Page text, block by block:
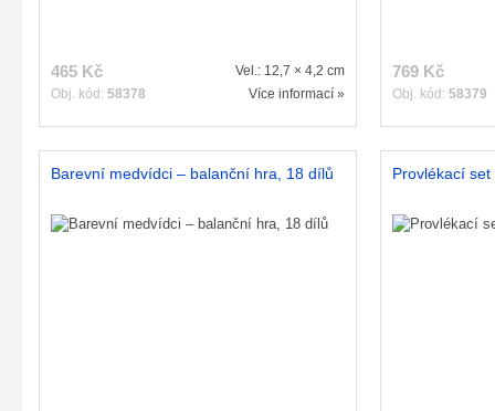
465 Kč
Obj. kód: 58378
Vel.: 12,7 × 4,2 cm
Více informací »
769 Kč
Obj. kód: 58379
Barevní medvídci – balanční hra, 18 dílů Provlékací